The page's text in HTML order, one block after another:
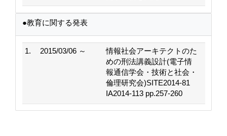
●教育に関する発表
1. 2015/03/06 ～
情報社会アーキテクトのた
めの刑法講義設計(電子情
報通信学会・技術と社会・
倫理研究会)SITE2014-81
IA2014-113 pp.257-260